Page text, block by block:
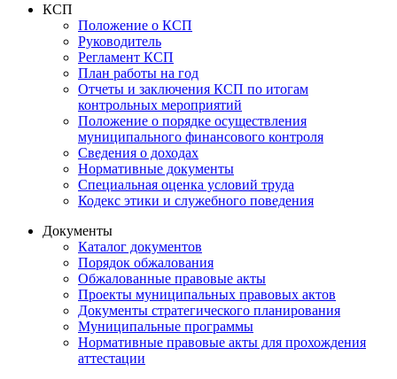
КСП
Положение о КСП
Руководитель
Регламент КСП
План работы на год
Отчеты и заключения КСП по итогам
контрольных мероприятий
Положение о порядке осуществления
муниципального финансового контроля
Сведения о доходах
Нормативные документы
Специальная оценка условий труда
Кодекс этики и служебного поведения
Документы
Каталог документов
Порядок обжалования
Обжалованные правовые акты
Проекты муниципальных правовых актов
Документы стратегического планирования
Муниципальные программы
Нормативные правовые акты для прохождения
аттестации